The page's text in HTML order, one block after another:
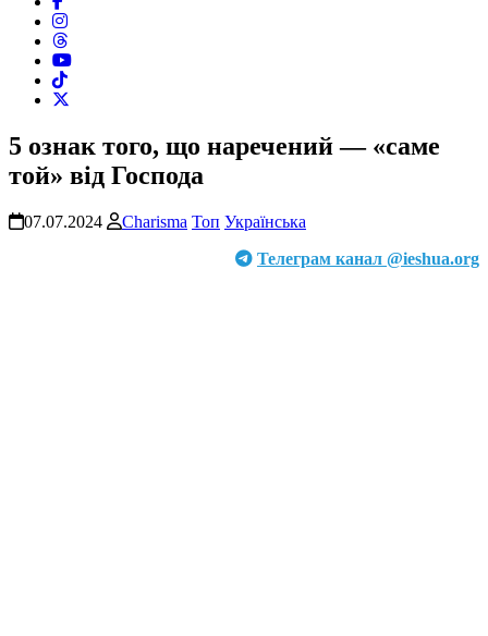
5 ознак того, що наречений — «саме
той» від Господа
07.07.2024 Charisma Топ Українська
Телеграм канал @ieshua.org